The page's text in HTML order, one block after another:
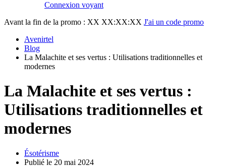
Connexion voyant
Avant la fin de la promo : XX XX:XX:XX J'ai un code promo
Avenirtel
Blog
La Malachite et ses vertus : Utilisations traditionnelles et
modernes
La Malachite et ses vertus :
Utilisations traditionnelles et
modernes
Ésotérisme
Publié le 20 mai 2024